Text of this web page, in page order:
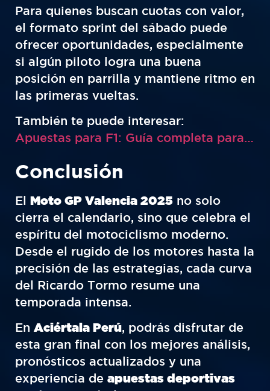
Para quienes buscan cuotas con valor,
el formato sprint del sábado puede
ofrecer oportunidades, especialmente
si algún piloto logra una buena
posición en parrilla y mantiene ritmo en
las primeras vueltas.
También te puede interesar:
Apuestas para F1: Guía completa para apostar en la Fórmula 1
Conclusión
El Moto GP Valencia 2025 no solo
cierra el calendario, sino que celebra el
espíritu del motociclismo moderno.
Desde el rugido de los motores hasta la
precisión de las estrategias, cada curva
del Ricardo Tormo resume una
temporada intensa.
En Aciértala Perú, podrás disfrutar de
esta gran final con los mejores análisis,
pronósticos actualizados y una
experiencia de apuestas deportivas